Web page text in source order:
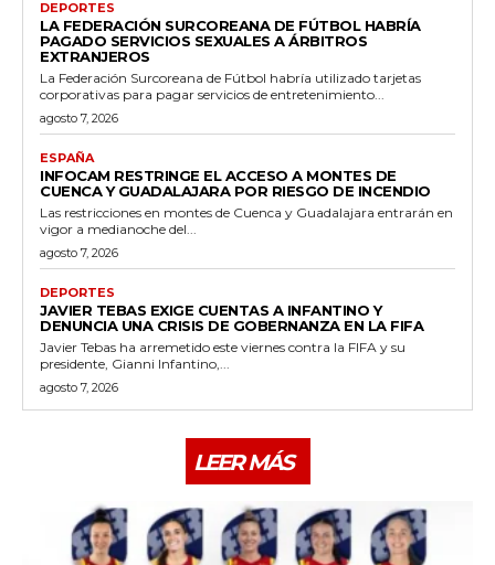
DEPORTES
LA FEDERACIÓN SURCOREANA DE FÚTBOL HABRÍA
PAGADO SERVICIOS SEXUALES A ÁRBITROS
EXTRANJEROS
La Federación Surcoreana de Fútbol habría utilizado tarjetas
corporativas para pagar servicios de entretenimiento...
agosto 7, 2026
ESPAÑA
INFOCAM RESTRINGE EL ACCESO A MONTES DE
CUENCA Y GUADALAJARA POR RIESGO DE INCENDIO
Las restricciones en montes de Cuenca y Guadalajara entrarán en
vigor a medianoche del...
agosto 7, 2026
DEPORTES
JAVIER TEBAS EXIGE CUENTAS A INFANTINO Y
DENUNCIA UNA CRISIS DE GOBERNANZA EN LA FIFA
Javier Tebas ha arremetido este viernes contra la FIFA y su
presidente, Gianni Infantino,...
agosto 7, 2026
LEER MÁS